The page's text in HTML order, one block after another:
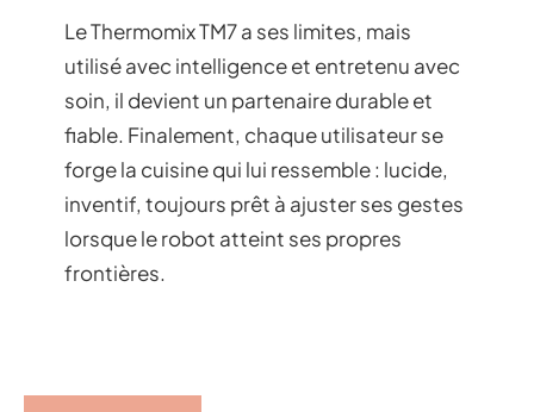
Le Thermomix TM7 a ses limites, mais
utilisé avec intelligence et entretenu avec
soin, il devient un partenaire durable et
fiable. Finalement, chaque utilisateur se
forge la cuisine qui lui ressemble : lucide,
inventif, toujours prêt à ajuster ses gestes
lorsque le robot atteint ses propres
frontières.